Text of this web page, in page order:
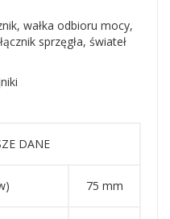
wałka odbioru mocy,
sprzęgła, świateł
DANE
75 mm